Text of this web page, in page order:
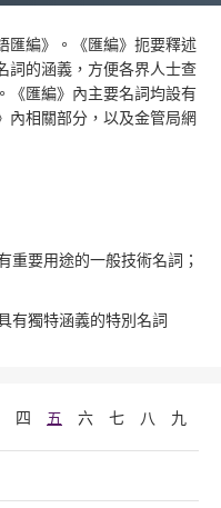
匯編》。《匯編》扼要釋述
詞的涵義，方便各界人士查
《匯編》內主要名詞均設有
內相關部分，以及金管局網
重要用途的一般技術名詞；
有獨特涵義的特別名詞
四 五 六 七 八 九